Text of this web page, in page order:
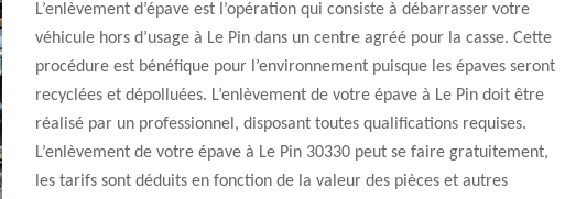
L’enlèvement d’épave est l’opération qui consiste à débarrasser votre
véhicule hors d’usage à Le Pin dans un centre agréé pour la casse. Cette
procédure est bénéfique pour l’environnement puisque les épaves seront
recyclées et dépolluées. L’enlèvement de votre épave à Le Pin doit être
réalisé par un professionnel, disposant toutes qualifications requises.
L’enlèvement de votre épave à Le Pin 30330 peut se faire gratuitement,
les tarifs sont déduits en fonction de la valeur des pièces et autres